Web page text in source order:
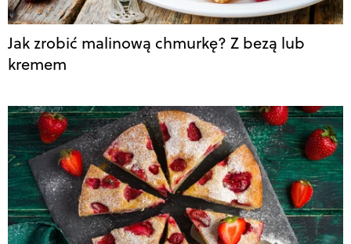
Jak zrobić malinową chmurkę? Z bezą lub
kremem